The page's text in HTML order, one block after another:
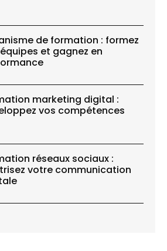
de formation : formez
et gagnez en
marketing digital :
vos compétences
réseaux sociaux :
votre communication